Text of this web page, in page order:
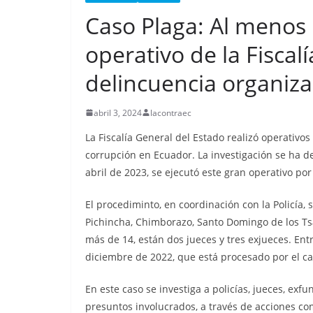
Caso Plaga: Al
operativo de la
delincuencia
abril 3, 2024 lacontraec
La Fiscalía General del Estado realizó
corrupción en Ecuador. La investigación se ha
abril de 2023, se ejecutó este gran operativo
El procediminto, en coordinación con la Policía,
Pichincha, Chimborazo, Santo Domingo de los
más de 14, están dos jueces y tres exjueces.
diciembre de 2022, que está procesado por el
En este caso se investiga a policías, jueces,
presuntos involucrados, a través de acciones
de Esmeraldas,
militarizada,
menos 13
libertad